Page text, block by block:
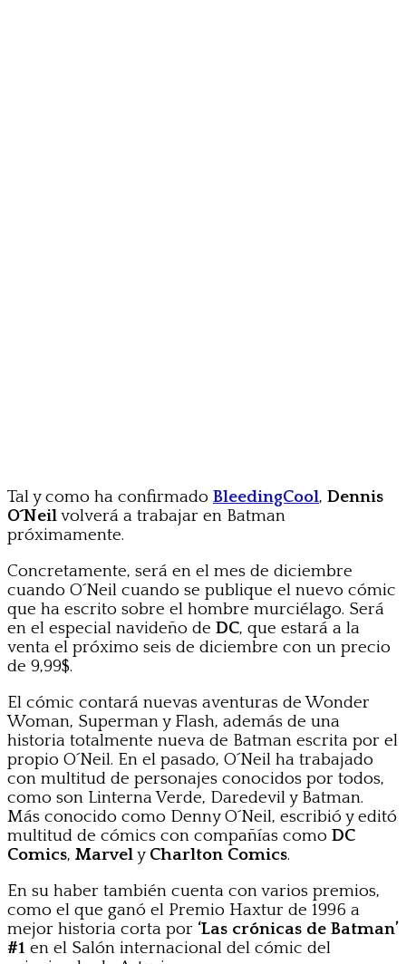
Tal y como ha confirmado BleedingCool, Dennis
O´Neilvolverá a trabajar en Batman
próximamente.
Concretamente, será en el mes de diciembre
cuando O´Neil cuando se publique el nuevo cómic
que ha escrito sobre el hombre murciélago. Será
en el especial navideño de DC, que estará a la
venta el próximo seis de diciembre con un precio
de 9,99$.
El cómic contará nuevas aventuras de Wonder
Woman, Superman y Flash, además de una
historia totalmente nueva de Batman escrita por el
propio O´Neil. En el pasado, O´Neil ha trabajado
con multitud de personajes conocidos por todos,
como son Linterna Verde, Daredevil y Batman.
Más conocido como Denny O´Neil, escribió y editó
multitud de cómics con compañías como DC
Comics, Marvely Charlton Comics.
En su haber también cuenta con varios premios,
como el que ganó el Premio Haxtur de 1996 a
mejor historia corta por ‘Las crónicas de Batman’
#1 en el Salón internacional del cómic del